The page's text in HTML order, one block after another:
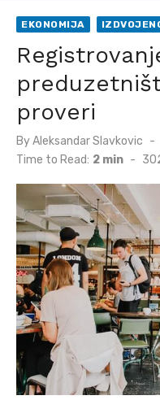
EKONOMIJA
proveri
ByAleksandar Slavkovic
Time to Read: 2 min -